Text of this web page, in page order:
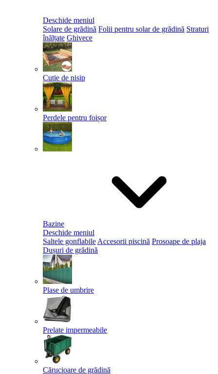
Deschide meniul
Solare de grădină Folii pentru solar de grădină Straturi
înălțate Ghivece
Cutie de nisip
Perdele pentru foișor
Bazine
Deschide meniul
Saltele gonflabile Accesorii piscină Prosoape de plaja
Dușuri de grădină
Plase de umbrire
Prelate impermeabile
Cărucioare de grădină